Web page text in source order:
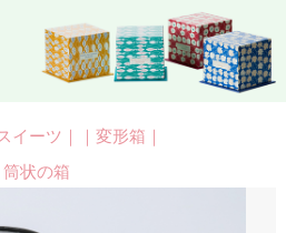
イーツ｜｜変形箱｜
筒状の箱